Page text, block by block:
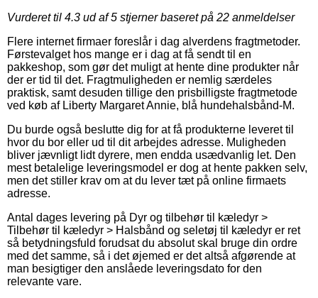
Vurderet til 4.3 ud af 5 stjerner baseret på 22 anmeldelser
Flere internet firmaer foreslår i dag alverdens fragtmetoder.
Førstevalget hos mange er i dag at få sendt til en
pakkeshop, som gør det muligt at hente dine produkter når
der er tid til det. Fragtmuligheden er nemlig særdeles
praktisk, samt desuden tillige den prisbilligste fragtmetode
ved køb af Liberty Margaret Annie, blå hundehalsbånd-M.
Du burde også beslutte dig for at få produkterne leveret til
hvor du bor eller ud til dit arbejdes adresse. Muligheden
bliver jævnligt lidt dyrere, men endda usædvanlig let. Den
mest betalelige leveringsmodel er dog at hente pakken selv,
men det stiller krav om at du lever tæt på online firmaets
adresse.
Antal dages levering på Dyr og tilbehør til kæledyr >
Tilbehør til kæledyr > Halsbånd og seletøj til kæledyr er ret
så betydningsfuld forudsat du absolut skal bruge din ordre
med det samme, så i det øjemed er det altså afgørende at
man besigtiger den anslåede leveringsdato for den
relevante vare.